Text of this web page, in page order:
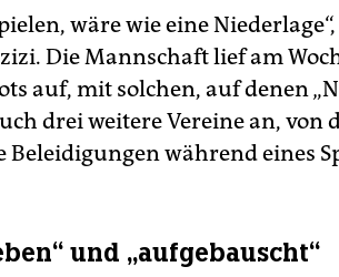
wäre wie eine
Die Mannschaft lief am
auf, mit solchen, auf denen
drei weitere Vereine an, von
Beleidigungen während eines
und „aufgebauscht“